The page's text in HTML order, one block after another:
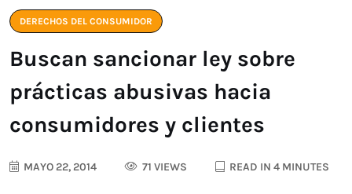
DERECHOS DEL CONSUMIDOR
Buscan sancionar ley sobre
prácticas abusivas hacia
consumidores y clientes
MAYO 22, 2014 71 VIEWS READ IN 4 MINUTES